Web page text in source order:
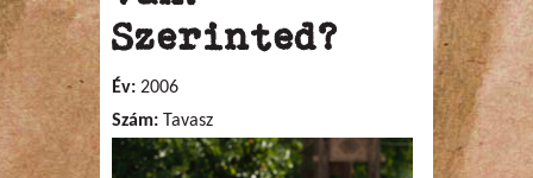
Szerinted?
Év: 2006
Szám: Tavasz